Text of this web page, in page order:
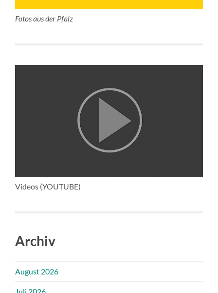
Fotos aus der Pfalz
Videos (YOUTUBE)
Archiv
August 2026